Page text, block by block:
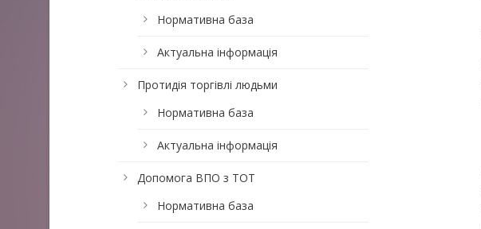
Нормативна база
Актуальна інформація
Протидія торгівлі людьми
Нормативна база
Актуальна інформація
Допомога ВПО з ТОТ
Нормативна база